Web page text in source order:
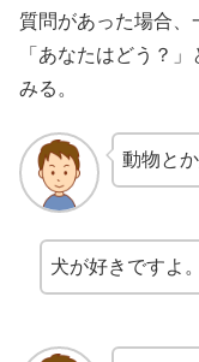
質問があった場合、
「あなたはどう？
みる。
動物と
犬が好きですよ